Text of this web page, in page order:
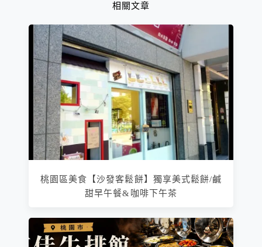
相關文章
桃園區美食【沙發客鬆餅】獨享美式鬆餅/鹹
甜早午餐&咖啡下午茶